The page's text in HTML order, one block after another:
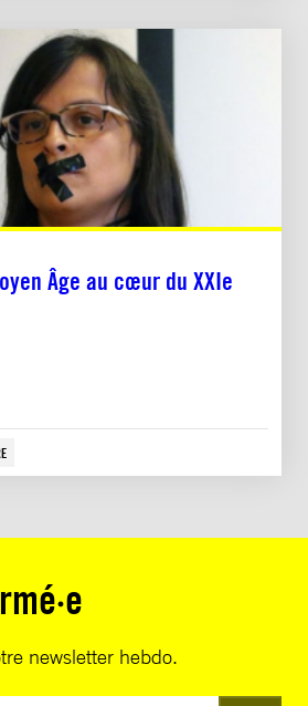
Âge au cœur du XXIe
newsletter hebdo.